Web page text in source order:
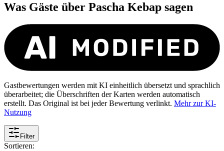
Was Gäste über Pascha Kebap sagen
Gastbewertungen werden mit KI einheitlich übersetzt und sprachlich
überarbeitet; die Überschriften der Karten werden automatisch
erstellt. Das Original ist bei jeder Bewertung verlinkt. Mehr zur KI-
Nutzung
Filter
Sortieren: